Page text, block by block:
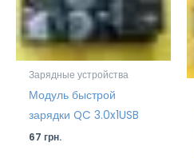
Зарядные устройства
Модуль быстрой
зарядки QC 3.0x1USB
67грн.